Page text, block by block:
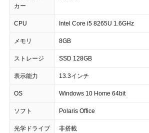
カー
CPU Intel Core i5 8265U 1.6GHz
メモリ 8GB
ストレージ SSD 128GB
表示能力 13.3インチ
OS Windows 10 Home 64bit
ソフト Polaris Office
光学ドライブ 非搭載